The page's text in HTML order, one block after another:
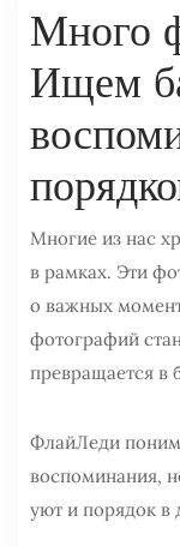
Много
Ищем
Многие из нас
в рамках. Эти
о важных
фотографий
превращается в
ФлайЛеди
воспоминания,
уют и порядок в